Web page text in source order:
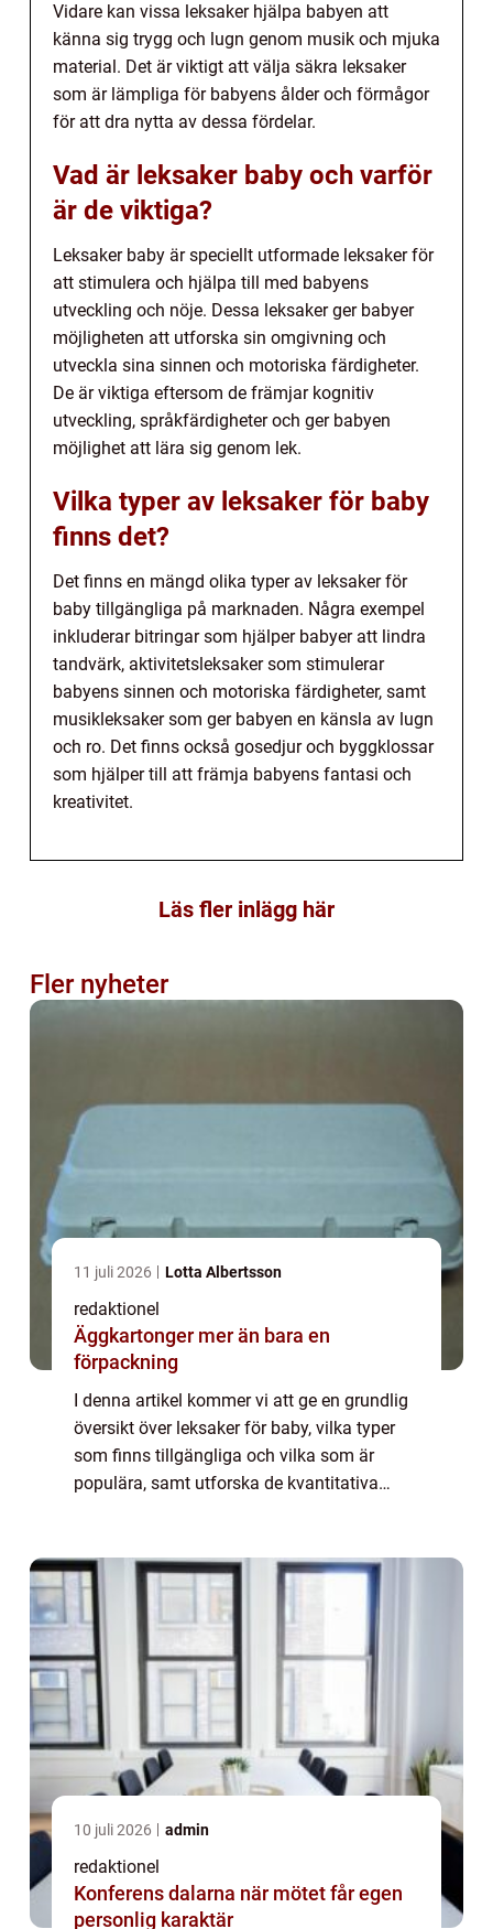
Vidare kan vissa leksaker hjälpa babyen att
känna sig trygg och lugn genom musik och mjuka
material. Det är viktigt att välja säkra leksaker
som är lämpliga för babyens ålder och förmågor
för att dra nytta av dessa fördelar.
Vad är leksaker baby och varför
är de viktiga?
Leksaker baby är speciellt utformade leksaker för
att stimulera och hjälpa till med babyens
utveckling och nöje. Dessa leksaker ger babyer
möjligheten att utforska sin omgivning och
utveckla sina sinnen och motoriska färdigheter.
De är viktiga eftersom de främjar kognitiv
utveckling, språkfärdigheter och ger babyen
möjlighet att lära sig genom lek.
Vilka typer av leksaker för baby
finns det?
Det finns en mängd olika typer av leksaker för
baby tillgängliga på marknaden. Några exempel
inkluderar bitringar som hjälper babyer att lindra
tandvärk, aktivitetsleksaker som stimulerar
babyens sinnen och motoriska färdigheter, samt
musikleksaker som ger babyen en känsla av lugn
och ro. Det finns också gosedjur och byggklossar
som hjälper till att främja babyens fantasi och
kreativitet.
Läs fler inlägg här
Fler nyheter
11 juli 2026 Lotta Albertsson
redaktionel
Äggkartonger mer än bara en
förpackning
I denna artikel kommer vi att ge en grundlig
översikt över leksaker för baby, vilka typer
som finns tillgängliga och vilka som är
populära, samt utforska de kvantitativa
leksak...
10 juli 2026 admin
redaktionel
Konferens dalarna när mötet får egen
personlig karaktär